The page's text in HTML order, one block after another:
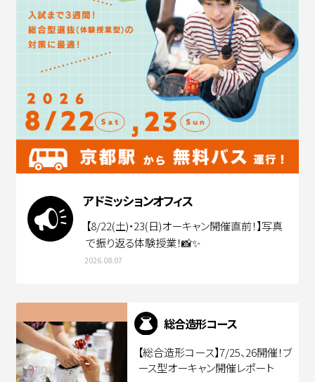
アドミッションオフィス
【8/22(土)・23(日)オーキャン開催直前！】写真
で振り返る体験授業！📸✨
2026.08.07
総合造形コース
【総合造形コース】7/25、26開催！ブ
ース型オーキャン開催レポート